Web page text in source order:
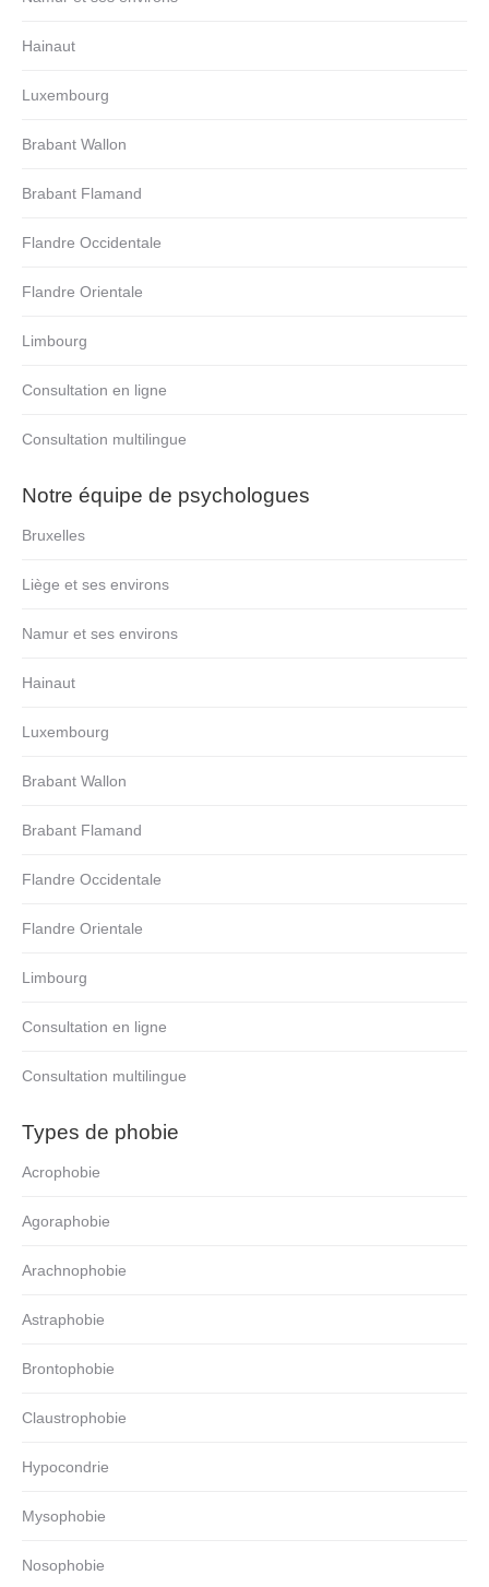
Hainaut
Luxembourg
Brabant Wallon
Brabant Flamand
Flandre Occidentale
Flandre Orientale
Limbourg
Consultation en ligne
Consultation multilingue
Notre équipe de psychologues
Bruxelles
Liège et ses environs
Namur et ses environs
Hainaut
Luxembourg
Brabant Wallon
Brabant Flamand
Flandre Occidentale
Flandre Orientale
Limbourg
Consultation en ligne
Consultation multilingue
Types de phobie
Acrophobie
Agoraphobie
Arachnophobie
Astraphobie
Brontophobie
Claustrophobie
Hypocondrie
Mysophobie
Nosophobie